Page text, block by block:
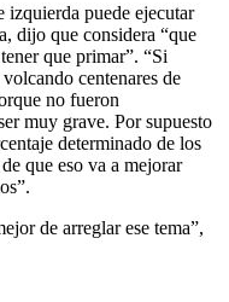
izquierda puede ejecutar
dijo que considera “que
que primar”. “Si
centenares de
no fueron
muy grave. Por supuesto
determinado de los
que eso va a mejorar
de arreglar ese tema”,